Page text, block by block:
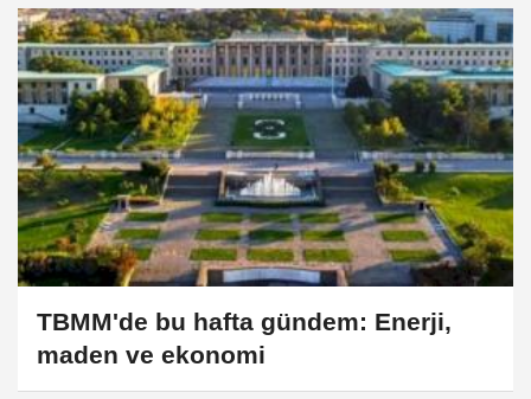
TBMM'de bu hafta gündem: Enerji,
maden ve ekonomi